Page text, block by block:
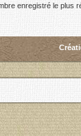
enregistré le plus